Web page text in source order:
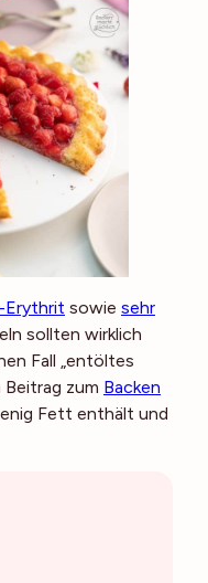
Erythrit sowie sehr
sollten wirklich
Fall „entöltes
Beitrag zum Backen
Fett enthält und